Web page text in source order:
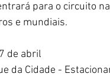
para o circuito
e mundiais.
07 de abril
da Cidade -